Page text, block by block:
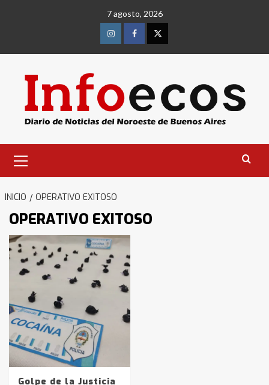
7 agosto, 2026
InstagramFacebookTwitter
primario
INICIO OPERATIVO EXITOSO
OPERATIVO EXITOSO
Golpe de la Justicia
3
pampeanos que fueron
protagonistas del fatal accidente
en la mañana del lunes
Accidente en Ruta 5: falleció un